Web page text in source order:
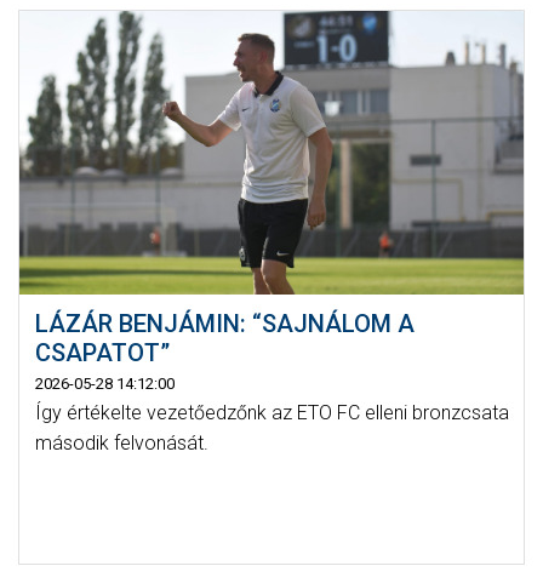
LÁZÁR BENJÁMIN: “SAJNÁLOM A
CSAPATOT”
2026-05-28 14:12:00
Így értékelte vezetőedzőnk az ETO FC elleni bronzcsata
második felvonását.